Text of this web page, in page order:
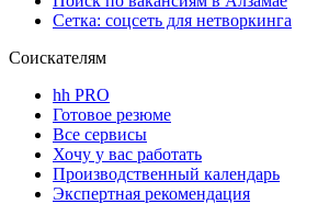
Сетка: соцсеть для нетворкинга
Соискателям
hh PRO
Готовое резюме
Все сервисы
Хочу у вас работать
Производственный календарь
Экспертная рекомендация